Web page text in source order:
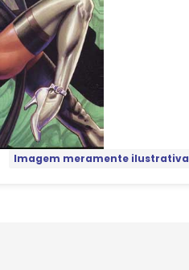
Imagem meramente ilustrativa